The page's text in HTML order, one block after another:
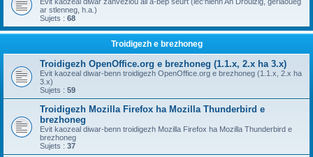
ar stlenneg, h.a.)
Sujets : 68
Troidigezh e brezhoneg
Troidigezh OpenOffice.org e brezhoneg (1.1.x, 2.x ha 3.x)
Evit kaozeal diwar-benn troidigezh OpenOffice.org e brezhoneg (1.1.x, 2.x ha
3.x)
Sujets : 59
Troidigezh Mozilla Firefox ha Mozilla Thunderbird e
brezhoneg
Evit kaozeal diwar-benn troidigezh Mozilla Firefox ha Mozilla Thunderbird e
brezhoneg
Sujets : 37